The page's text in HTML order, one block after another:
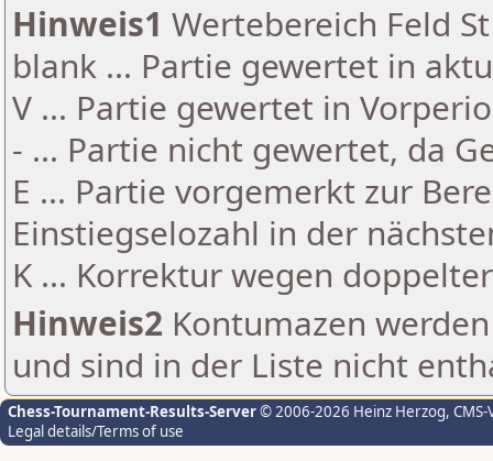
Hinweis1 Wertebereich Feld
blank ... Partie gewertet in
V ... Partie gewertet in
- ... Partie nicht gewertet, da
E ... Partie vorgemerkt zur
Einstiegselozahl in der
K ... Korrektur wegen
Hinweis2 Kontumazen
und sind in der Liste nicht
Chess-Tournament-Results-Server© 2006-2026 Heinz Herzog,
Legal details/Terms of use